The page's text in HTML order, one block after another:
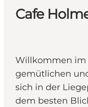
Cafe
Willkommen im
gemütlichen
sich in der
dem besten